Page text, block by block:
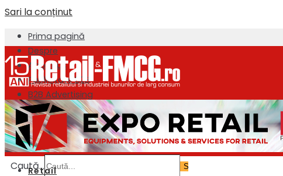
Sari la conținut
Prima pagină
Despre
About us
Publicitate B2B
B2B Advertising
Newsletter
Contact
Caută...
Retail